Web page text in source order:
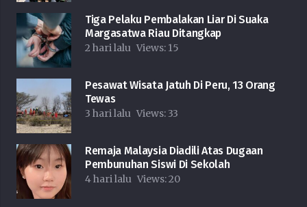
Tiga Pelaku Pembalakan Liar Di Suaka
Margasatwa Riau Ditangkap
2 hari lalu Views: 15
Pesawat Wisata Jatuh Di Peru, 13 Orang
Tewas
3 hari lalu Views: 33
Remaja Malaysia Diadili Atas Dugaan
Pembunuhan Siswi Di Sekolah
4 hari lalu Views:20